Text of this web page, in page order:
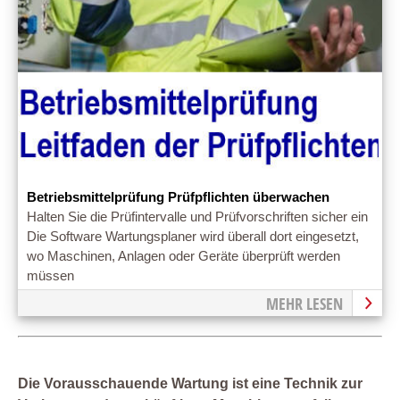
Betriebsmittelprüfung Prüfpflichten überwachen
Halten Sie die Prüfintervalle und Prüfvorschriften sicher ein
Die Software Wartungsplaner wird überall dort eingesetzt,
wo Maschinen, Anlagen oder Geräte überprüft werden
müssen
MEHR LESEN
Die Vorausschauende Wartung ist eine Technik zur